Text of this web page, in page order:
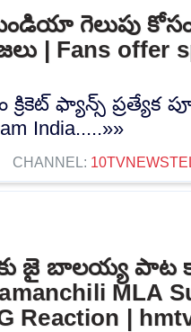
గెలుపు కోసం
| Fans offer
ఫ్యాన్స్ ప్రత్యేక
India.....»»
CHANNEL:
జై బాలయ్య పాట
MLA
Reaction |